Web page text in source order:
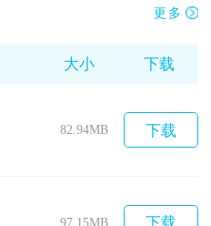
更多
大小 下载
82.94MB 下载
97.15MB